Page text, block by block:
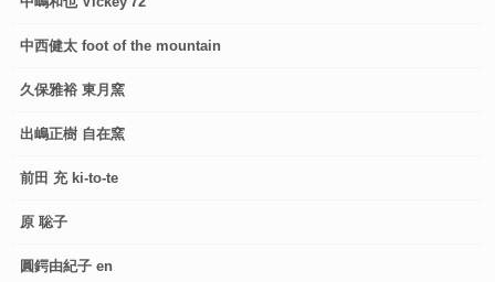
中西健太 foot of the mountain
久保雅裕 東月窯
出嶋正樹 自在窯
前田 充 ki-to-te
原 聡子
圓鍔由紀子 en